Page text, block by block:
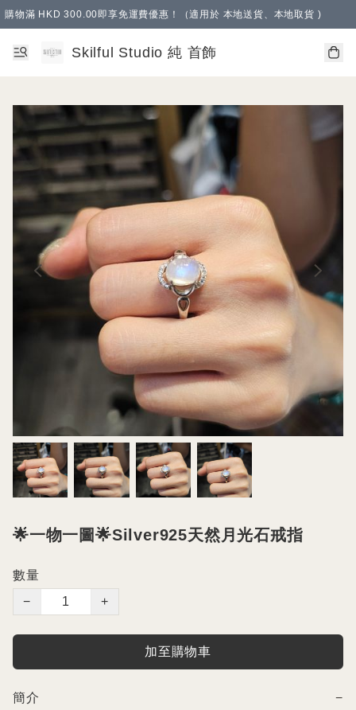
購物滿 HKD 300.00即享免運費優惠！（適用於 本地送貨、本地取貨 )
Skilful Studio 純 首飾
🌟一物一圖🌟Silver925天然月光石戒指
數量
−
+
加至購物車
簡介 −